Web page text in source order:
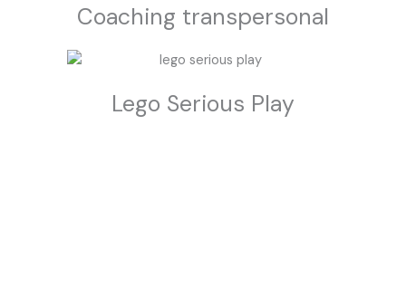
Coaching transpersonal
Lego Serious Play